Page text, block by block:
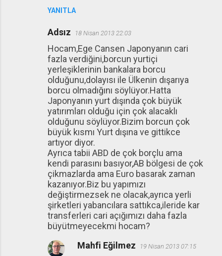
YANITLA
Adsız 18 Nisan 2013 22:03
Hocam,Ege Cansen Japonyanın cari
fazla verdiğini,borcun yurtiçi
yerleşiklerinin bankalara borcu
olduğunu,dolayısı ile Ülkenin dışarıya
borcu olmadığını söylüyor.Hatta
Japonyanın yurt dışında çok büyük
yatırımları olduğu için çok alacaklı
olduğunu söylüyor.Bizim borcun çok
büyük kısmı Yurt dışına ve gittikce
artıyor diyor.
Ayrıca tabii ABD de çok borçlu ama
kendi parasını basıyor,AB bölgesi de çok
çikmazlarda ama Euro basarak zaman
kazanıyor.Biz bu yapımızı
değiştirmezsek ne olacak,ayrıca yerli
şirketleri yabancılara sattıkca,ileride kar
transferleri cari açığımızı daha fazla
büyütmeyecekmi hocam?
Mahfi Eğilmez 19 Nisan 2013 07:15